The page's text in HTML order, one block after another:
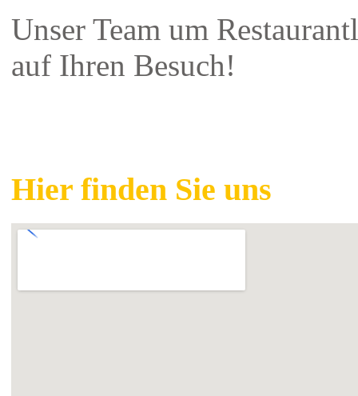
Unser Team um
auf Ihren Besuch!
Hier finden Sie uns